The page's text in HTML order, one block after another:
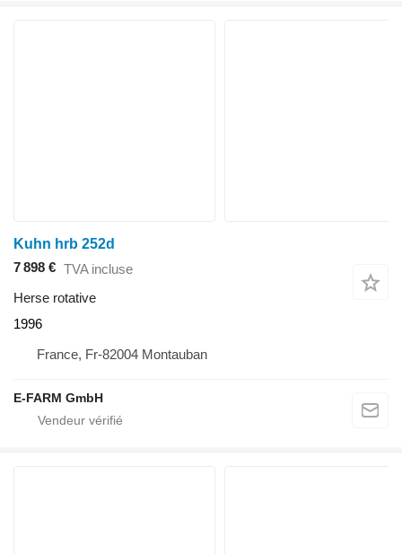
Kuhn hrb 252d
7 898 € TVA incluse
Herse rotative
1996
France, Fr-82004 Montauban
E-FARM GmbH